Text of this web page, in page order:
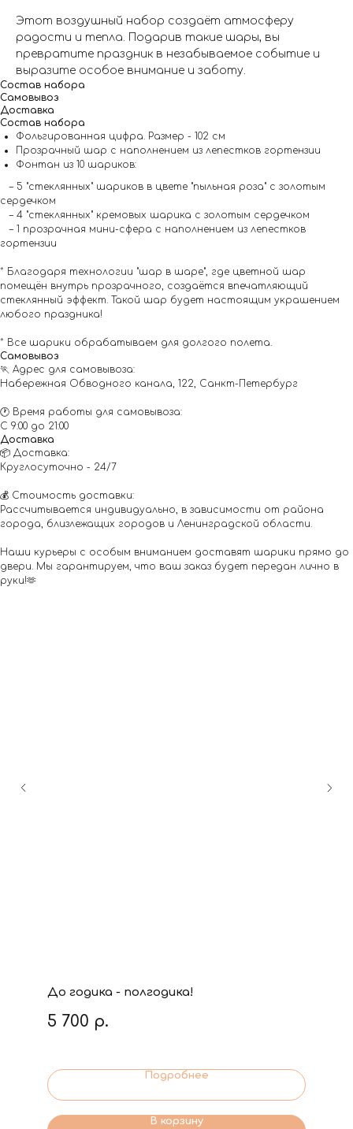
Этот воздушный набор создаёт атмосферу
радости и тепла. Подарив такие шары, вы
превратите праздник в незабываемое событие и
выразите особое внимание и заботу.
Состав набора
Самовывоз
Доставка
Состав набора
Фольгированная цифра. Размер - 102 см
Прозрачный шар с наполнением из лепестков гортензии
Фонтан из 10 шариков:
– 5 "стеклянных" шариков в цвете "пыльная роза" с золотым
сердечком
– 4 "стеклянных" кремовых шарика с золотым сердечком
– 1 прозрачная мини-сфера с наполнением из лепестков
гортензии
* Благодаря технологии "шар в шаре", где цветной шар
помещён внутрь прозрачного, создаётся впечатляющий
стеклянный эффект. Такой шар будет настоящим украшением
любого праздника!
* Все шарики обрабатываем для долгого полета.
Самовывоз
🏃 Адрес для самовывоза:
Набережная Обводного канала, 122, Санкт-Петербург
🕐 Время работы для самовывоза:
С 9:00 до 21:00
Доставка
📦 Доставка:
Круглосуточно - 24/7
💰 Стоимость доставки:
Рассчитывается индивидуально, в зависимости от района
города, близлежащих городов и Ленинградской области.
Наши курьеры с особым вниманием доставят шарики прямо до
двери. Мы гарантируем, что ваш заказ будет передан лично в
руки!🫶
До годика - полгодика!
5 700 р.
Подробнее
В корзину